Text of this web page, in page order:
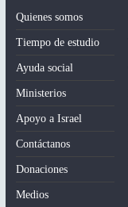
v
e
n
t
o
Quienes somos
Tiempo de estudio
Ayuda social
Ministerios
Apoyo a Israel
Contáctanos
Donaciones
Medios